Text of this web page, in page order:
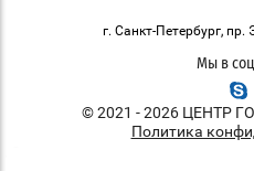
г. Санкт-Петербург, пр.
Мы в
© 2021 - 2026 ЦЕНТР
Политика